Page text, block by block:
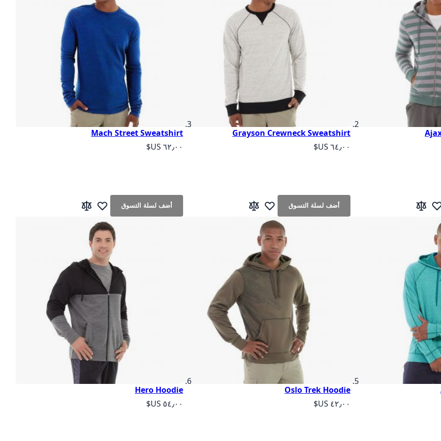
أضف لقائمة الرغبات
إضافة إلى المقارنة
Grayson Crewneck Sweatshirt
As low as
أضف لسلة التسوق أضف لقائمة الرغبات
إضافة إلى المقارنة
Mach Street Sweatshirt
As low as
أضف لسلة التسوق أضف لقائمة الرغبات
إضافة إلى المقارنة
Oslo Trek Hoodie
As low as
Hero Hoodie
As low as